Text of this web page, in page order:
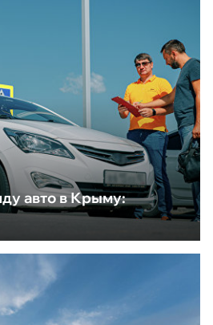
авто в Крыму: